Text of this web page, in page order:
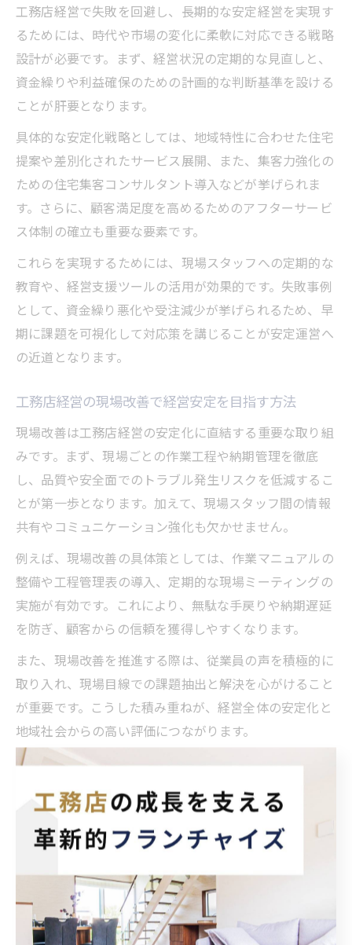
工務店経営で失敗を回避し、長期的な安定経営を実現す
るためには、時代や市場の変化に柔軟に対応できる戦略
設計が必要です。まず、経営状況の定期的な見直しと、
資金繰りや利益確保のための計画的な判断基準を設ける
ことが肝要となります。
具体的な安定化戦略としては、地域特性に合わせた住宅
提案や差別化されたサービス展開、また、集客力強化の
ための住宅集客コンサルタント導入などが挙げられま
す。さらに、顧客満足度を高めるためのアフターサービ
ス体制の確立も重要な要素です。
これらを実現するためには、現場スタッフへの定期的な
教育や、経営支援ツールの活用が効果的です。失敗事例
として、資金繰り悪化や受注減少が挙げられるため、早
期に課題を可視化して対応策を講じることが安定運営へ
の近道となります。
工務店経営の現場改善で経営安定を目指す方法
現場改善は工務店経営の安定化に直結する重要な取り組
みです。まず、現場ごとの作業工程や納期管理を徹底
し、品質や安全面でのトラブル発生リスクを低減するこ
とが第一歩となります。加えて、現場スタッフ間の情報
共有やコミュニケーション強化も欠かせません。
例えば、現場改善の具体策としては、作業マニュアルの
整備や工程管理表の導入、定期的な現場ミーティングの
実施が有効です。これにより、無駄な手戻りや納期遅延
を防ぎ、顧客からの信頼を獲得しやすくなります。
また、現場改善を推進する際は、従業員の声を積極的に
取り入れ、現場目線での課題抽出と解決を心がけること
が重要です。こうした積み重ねが、経営全体の安定化と
地域社会からの高い評価につながります。
工務店経営では、外部環境の変化や突発的なトラブルへ
の備えが不可欠です。経営支援サービスを上手く活用す
ることで、リスク回避の幅が広がります。例えば、最新
の法制度や補助金情報の提供を受けることで、制度変更
による経営リスクを最小限に抑えることができます。
また、経営支援を通じて得られるマーケティングや集客